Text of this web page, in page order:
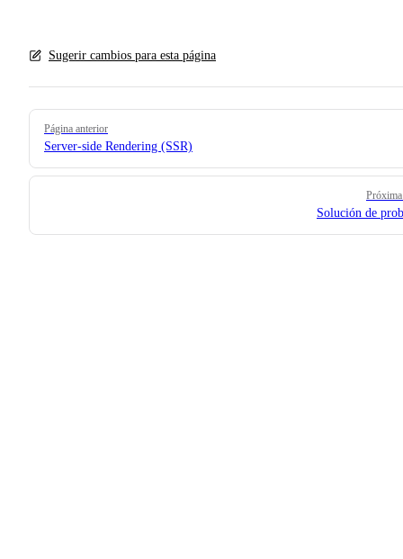
Sugerir cambios para esta página
Pager
Página anterior
Server-side Rendering (SSR)
Solución de